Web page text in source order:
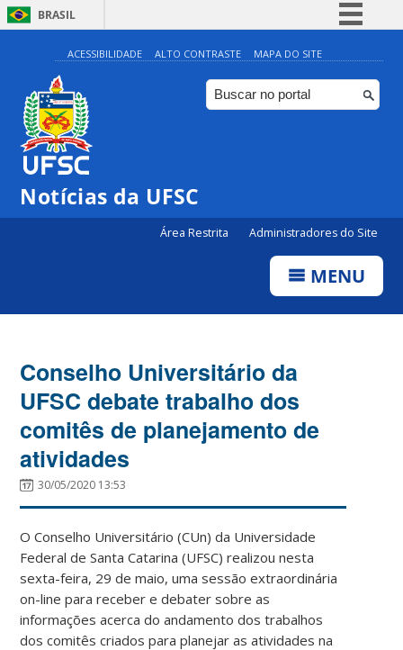
BRASIL
Simplifique!
Comunica BR
Participe
ACESSIBILIDADE ALTO CONTRASTE MAPA DO SITE
Notícias da UFSC
Área Restrita Administradores do Site
MENU
Conselho Universitário da
UFSC debate trabalho dos
comitês de planejamento de
atividades
30/05/2020 13:53
O Conselho Universitário (CUn) da Universidade
Federal de Santa Catarina (UFSC) realizou nesta
sexta-feira, 29 de maio, uma sessão extraordinária
on-line para receber e debater sobre as
informações acerca do andamento dos trabalhos
dos comitês criados para planejar as atividades na